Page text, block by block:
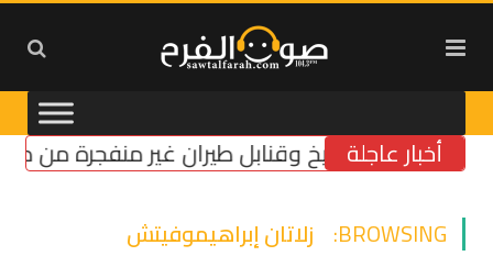
أخبار عاجلة
صواريخ وقنابل طيران غير منفجرة من مخلفات
BROWSING: زلاتان إبراهيموفيتش